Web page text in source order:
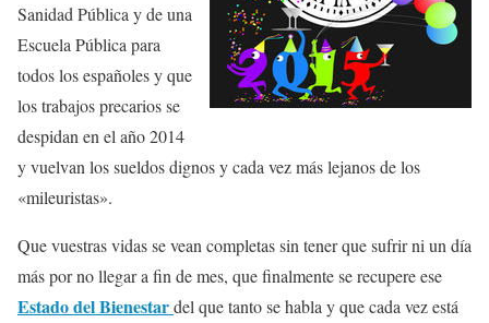
Sanidad Pública y de una
Escuela Pública para
todos los españoles y que
los trabajos precarios se
despidan en el año 2014
y vuelvan los sueldos dignos y cada vez más lejanos de los
«mileuristas».
Que vuestras vidas se vean completas sin tener que sufrir ni un día
más por no llegar a fin de mes, que finalmente se recupere ese
Estado del Bienestardel que tanto se habla y que cada vez está